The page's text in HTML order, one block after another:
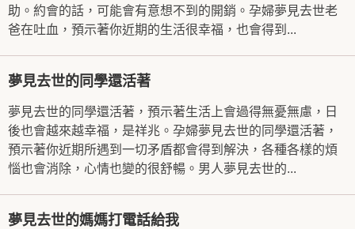
助。約會的話，可能會有意想不到的開銷。孕婦夢見去世老
爸在吐血，預示著你近期的生活很幸福，也會得到...
夢見去世的同學還活著
夢見去世的同學還活著，預示著生活上會過得無憂無慮，日
後也會越來越幸福，是祥兆。孕婦夢見去世的同學還活著，
預示著你近期所遇到一切矛盾都會得到解決，各種各樣的煩
惱也會消除，心情也變的很舒暢。男人夢見去世的...
夢見去世的媽媽打電話給我